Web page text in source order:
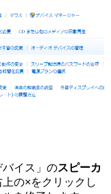
バイス」のスピーカ
上の×をクリックし